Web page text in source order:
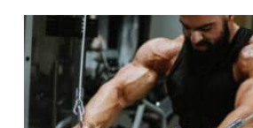
En combien de temps un muscle